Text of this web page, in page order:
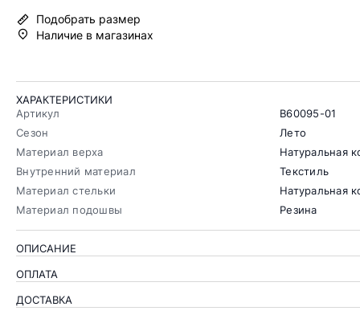
Подобрать размер
Наличие в магазинах
ХАРАКТЕРИСТИКИ
Артикул
B60095-01
Сезон
Лето
Материал верха
Натуральная
Внутренний материал
Текстиль
Материал стельки
Натуральная
Материал подошвы
Резина
ОПИСАНИЕ
ОПЛАТА
ДОСТАВКА